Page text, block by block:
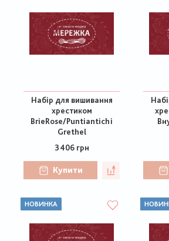
Набір для вишивання
хрестиком
BrieRose/Puntiantichi
Grethel
3406 грн
Купити
НОВИНКА